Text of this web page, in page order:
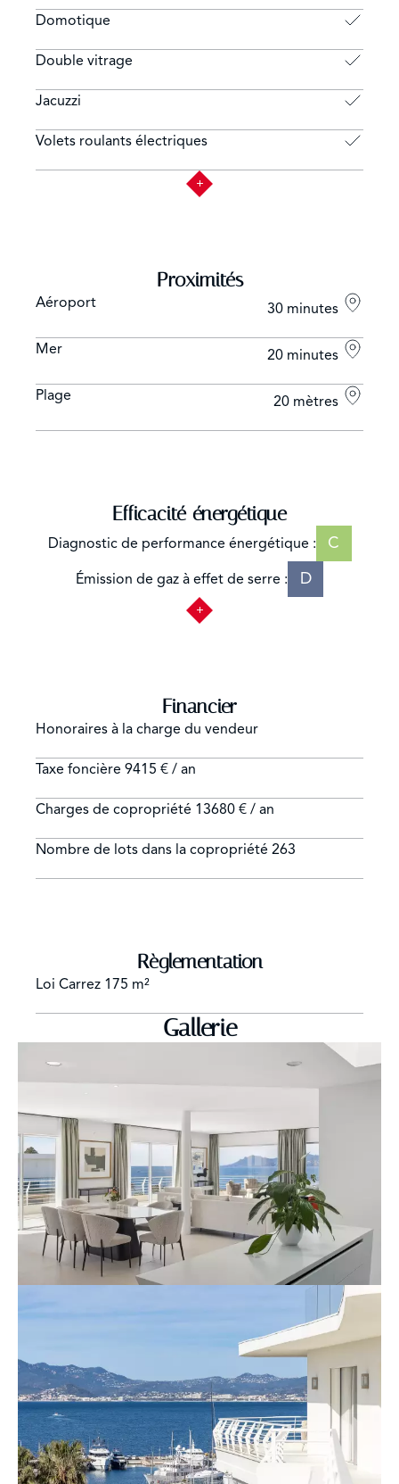
Domotique
Double vitrage
Jacuzzi
Volets roulants électriques
Proximités
Aéroport 30 minutes
Mer 20 minutes
Plage 20 mètres
Efficacité énergétique
Diagnostic de performance énergétique : C
Émission de gaz à effet de serre : D
Financier
Honoraires à la charge du vendeur
Taxe foncière 9415 € / an
Charges de copropriété 13680 € / an
Nombre de lots dans la copropriété 263
Règlementation
Loi Carrez 175 m²
Gallerie